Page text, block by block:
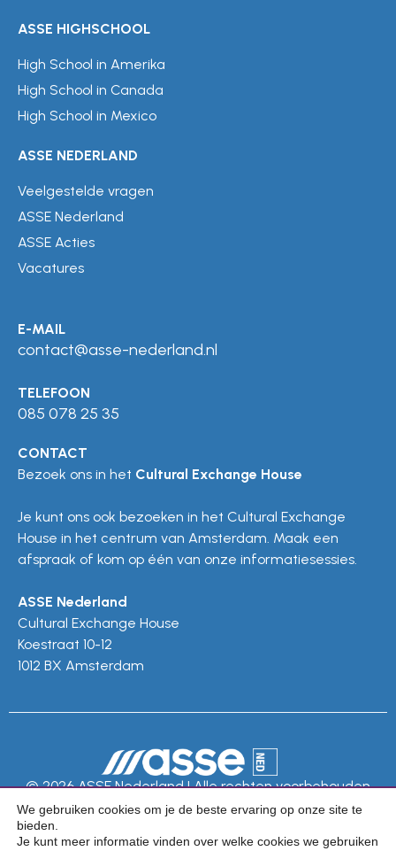
ASSE HIGHSCHOOL
High School in Amerika
High School in Canada
High School in Mexico
ASSE NEDERLAND
Veelgestelde vragen
ASSE Nederland
ASSE Acties
Vacatures
E-MAIL
contact@asse-nederland.nl
TELEFOON
085 078 25 35
CONTACT
Bezoek ons in het Cultural Exchange House
Je kunt ons ook bezoeken in het Cultural Exchange
House in het centrum van Amsterdam. Maak een
afspraak of kom op één van onze informatiesessies.
ASSE Nederland
Cultural Exchange House
Koestraat 10-12
1012 BX Amsterdam
© 2026 ASSE Nederland | Alle rechten voorbehouden
Algemene voorwaarden
We gebruiken cookies om je de beste ervaring op onze site te
bieden.
Je kunt meer informatie vinden over welke cookies we gebruiken